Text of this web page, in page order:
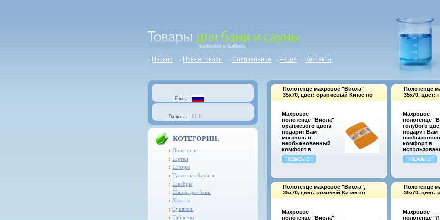
Язык:
Валюта: RUR
КОТЕГОРИИ:
Полотенце
Щетки
Шторы
Туалетная бумага
Швабры
Шапки для бани
Халаты
Сушилки
Табличка
Полотенце махровое "Виола"
35х70, цвет: оранжевый Китае по
заказу ОАО "МаксиТекс" инфо
Махровое
полотенце "Виола"
оранжевого цвета
подарит Вам
мягкость и
необыкновенный
комфорт в
использовании
Изготовленное из
идеально
впитывает влагу и
сохраняет свою
необычайнуюапьмр
стирок
Полотенце махровое "Виола",
35х70, цвет: розовый Китае по
заказу ООО "Макситекс" инфо
Махровое
полотенце "Виола"
Полотенце
35х70, цвет:
заказу ООО
Махровое
полотенце
голубого
подарит Вам
комфорт в
100% хлопка
впитывает
сохраняет
мягкость
после
Материал:
Полотенце
35х70, цвет:
заказу ООО
Махровое
полотенце